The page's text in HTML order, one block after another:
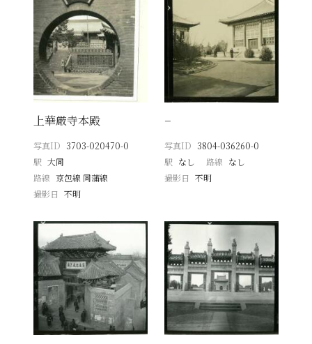
上華厳寺本殿
写真ID 3703-020470-0
駅 大同
路線 京包線 同蒲線
撮影日
不明
−
写真ID 3804-036260-0
駅 なし 路線 なし
撮影日 不明